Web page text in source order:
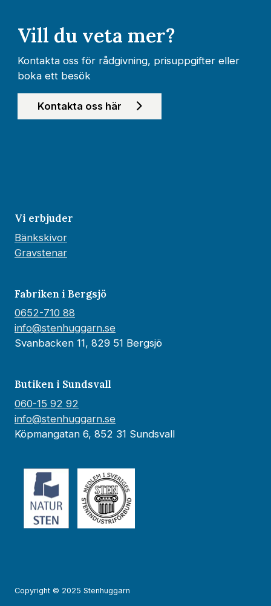
Vill du veta mer?
Kontakta oss för rådgivning, prisuppgifter eller
boka ett besök
Kontakta oss här
Vi erbjuder
Bänkskivor
Gravstenar
Fabriken i Bergsjö
0652-710 88
info@stenhuggarn.se
Svanbacken 11, 829 51 Bergsjö
Butiken i Sundsvall
060-15 92 92
info@stenhuggarn.se
Köpmangatan 6, 852 31 Sundsvall
Copyright © 2025 Stenhuggarn